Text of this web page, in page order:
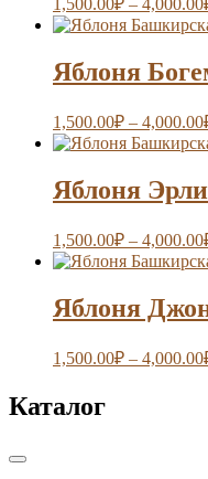
1,500.00₽ – 4,000.00
Яблоня
1,500.00₽ – 4,000.00
Яблоня
1,500.00₽ – 4,000.00
Яблоня
1,500.00₽ – 4,000.00
Каталог